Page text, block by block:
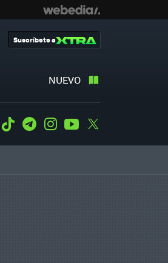
NUEVO
Suscríbete a
WhatsApp
Tiktok TelegramInstagramYoutube